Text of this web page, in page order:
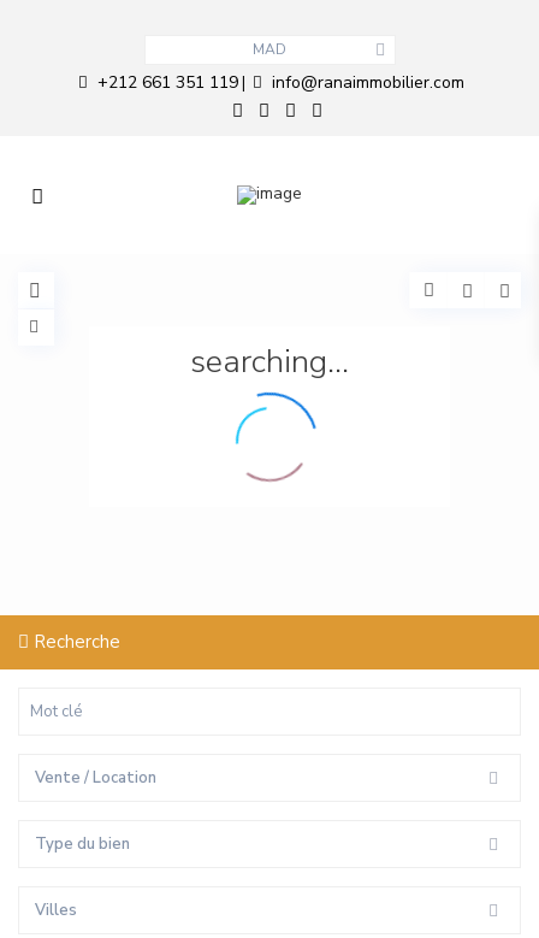
MAD
+212 661 351 119| info@ranaimmobilier.com
searching...
Recherche
Vente / Location
Type du bien
Villes